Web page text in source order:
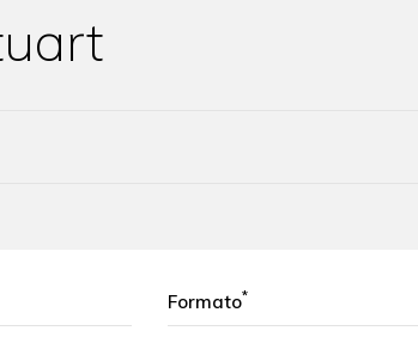
Formato*